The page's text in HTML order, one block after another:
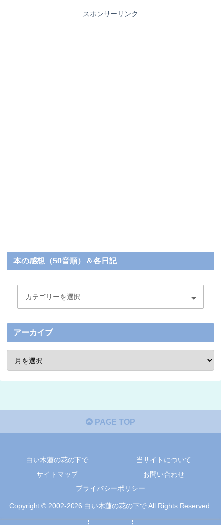
スポンサーリンク
本の感想（50音順）＆各日記
アーカイブ
PAGE TOP
白い木蓮の花の下で
当サイトについて
サイトマップ
お問い合わせ
プライバシーポリシー
Copyright © 2002-2026 白い木蓮の花の下で All Rights Reserved.